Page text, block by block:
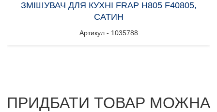
ЗМІШУВАЧ ДЛЯ КУХНІ FRAP H805 F40805,
САТИН
Артикул - 1035788
ПРИДБАТИ ТОВАР МОЖНА